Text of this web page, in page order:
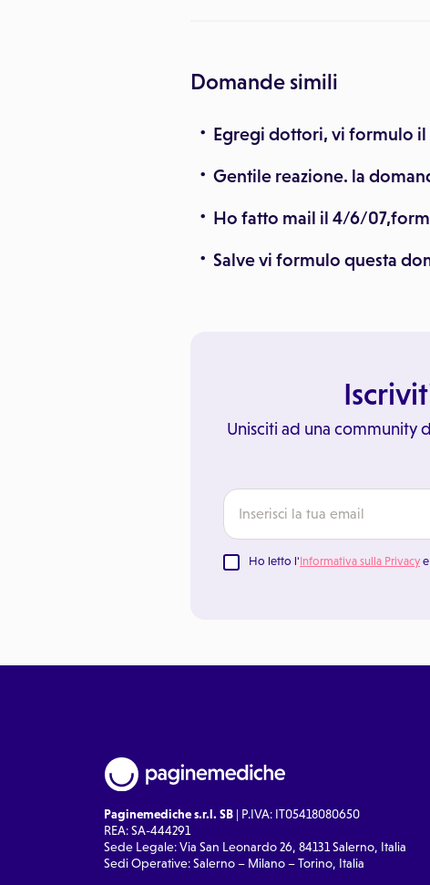
Domande simili
Egregi dottori, vi formulo il
Gentile reazione. la
Ho fatto mail il 4/6/
Salve vi formulo questa
Unisciti ad una community
Ho letto l'Informativa sulla Privacy
Paginemediche s.r.l. SB | P.IVA: IT05418080650
REA: SA-444291
Sede Legale: Via San Leonardo 26, 84131 Salerno, Italia
Sedi Operative: Salerno – Milano – Torino, Italia